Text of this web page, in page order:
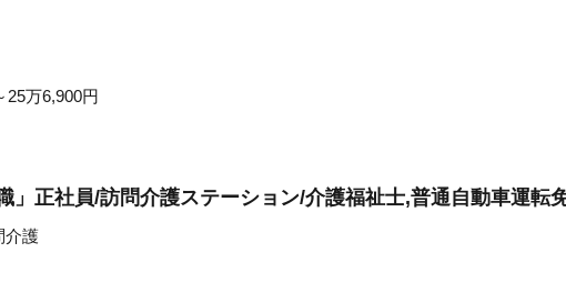
25万6,900円
」正社員/訪問介護ステーション/介護福祉士,普通自動車運転
介護